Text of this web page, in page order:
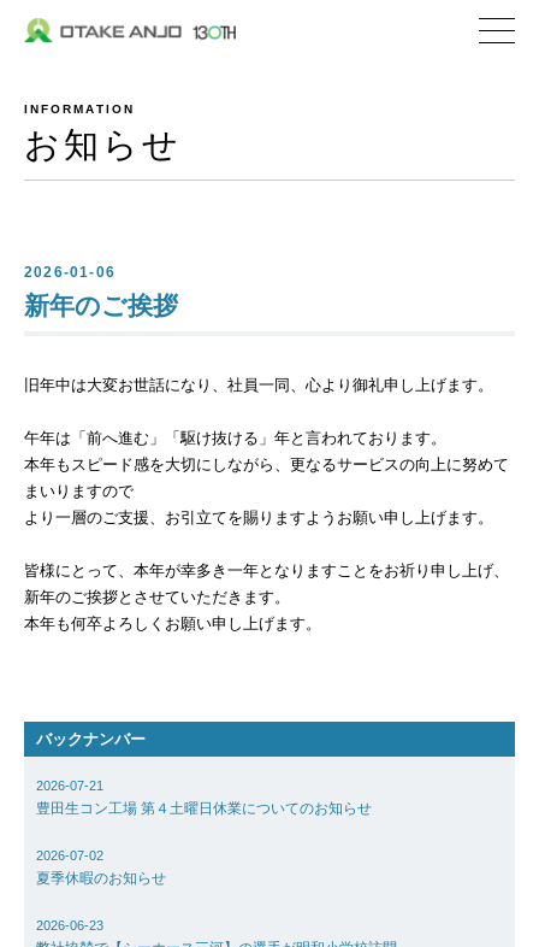
事業内容
私たちが選ばれる理
生コンクリート
セメント関連／地盤
Basilisk HA（バジリ
INFORMATION
お知らせ
2026-01-06
新年のご挨拶
旧年中は大変お世話になり、社員一同、心より御礼申し上げます。
午年は「前へ進む」「駆け抜ける」年と言われております。
本年もスピード感を大切にしながら、更なるサービスの向上に努めて
まいりますので
より一層のご支援、お引立てを賜りますようお願い申し上げます。
皆様にとって、本年が幸多き一年となりますことをお祈り申し上げ、
新年のご挨拶とさせていただきます。
本年も何卒よろしくお願い申し上げます。
バックナンバー
2026-07-21
豊田生コン工場 第４土曜日休業についてのお知らせ
2026-07-02
夏季休暇のお知らせ
2026-06-23